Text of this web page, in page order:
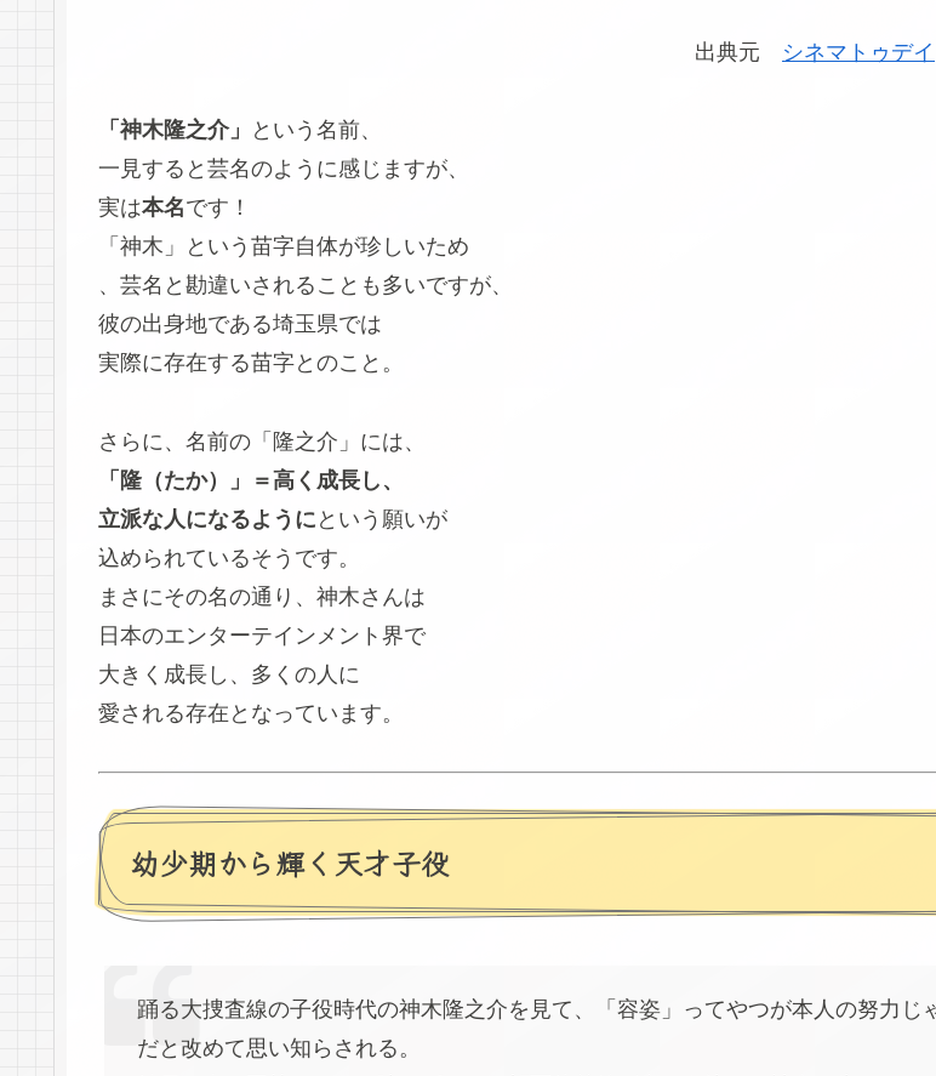
出典元 シネマトゥデイ
「神木隆之介」
という名前、
一見すると芸名のように感じますが、
実は本名です！
「神木」という苗字自体が珍しいため
、芸名と勘違いされることも多いですが、
彼の出身地である埼玉県では
実際に存在する苗字とのこと。
さらに、名前の「隆之介」には、
「隆（たか）」＝高く成長し、
立派な人になるように という願いが
込められているそうです。
まさにその名の通り、神木さんは
日本のエンターテインメント界で
大きく成長し、多くの人に
愛される存在となっています。
幼少期から輝く天才子役
踊る大捜査線の子役時代の神木隆之介を見て、「容姿」ってやつが本人の努力
だと改めて思い知らされる。